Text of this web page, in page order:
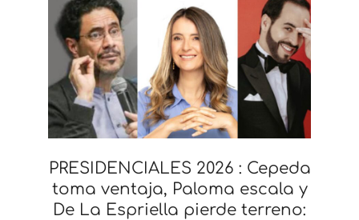
PRESIDENCIALES 2026 : Cepeda
toma ventaja, Paloma escala y
De La Espriella pierde terreno: